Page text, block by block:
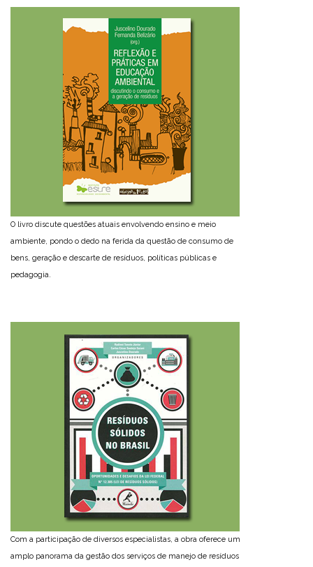
O livro discute questões atuais envolvendo ensino e meio
ambiente, pondo o dedo na ferida da questão de consumo de
bens, geração e descarte de resíduos, políticas públicas e
pedagogia.
Com a participação de diversos especialistas, a obra oferece um
amplo panorama da gestão dos serviços de manejo de resíduos